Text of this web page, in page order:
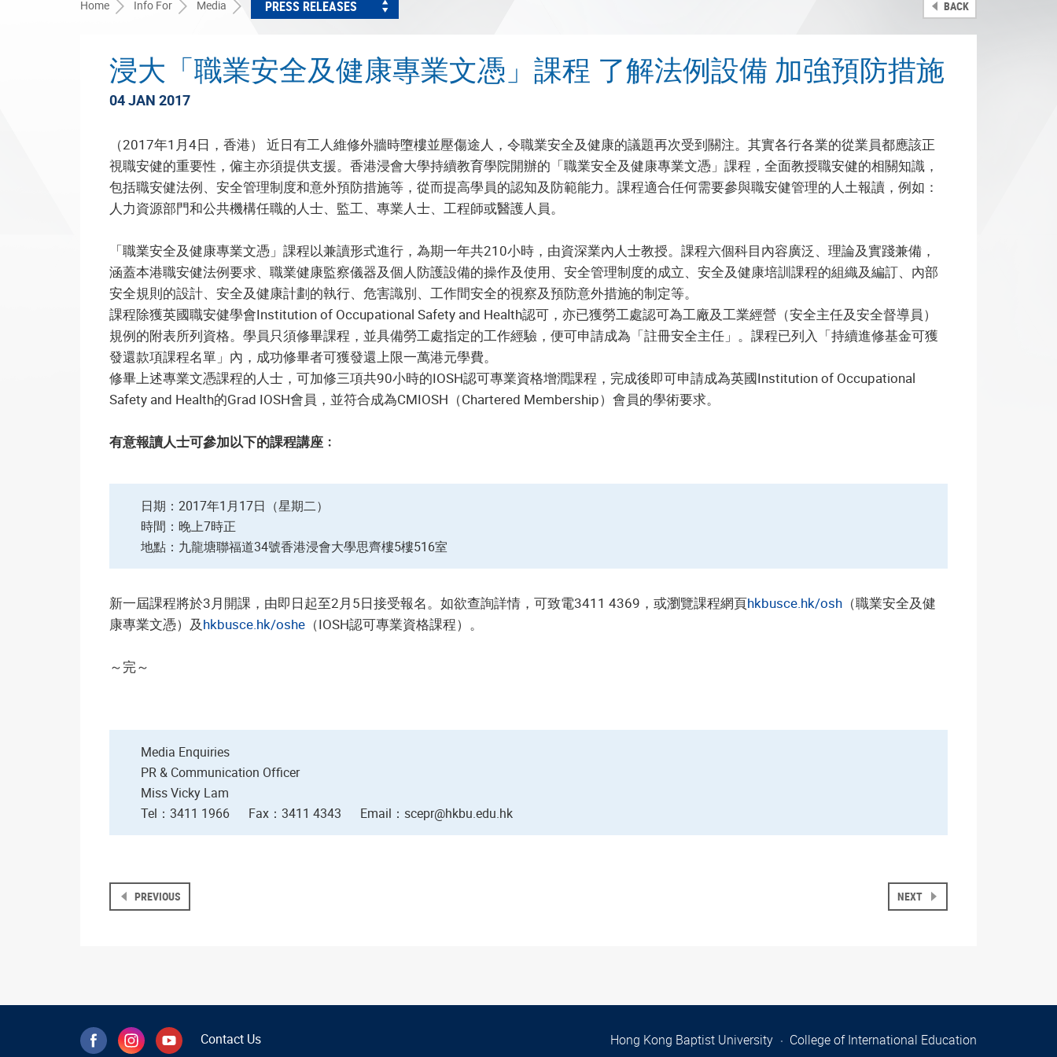
Home Info For Media PRESS RELEASES BACK
浸大「職業安全及健康專業文憑」課程 了解法例設備 加強預防措施
04 JAN 2017
（2017年1月4日，香港） 近日有工人維修外牆時墮樓並壓傷途人，令職業安全及健康的議題再次受到關注。其實各行各業的從業員都應該正
視職安健的重要性，僱主亦須提供支援。香港浸會大學持續教育學院開辦的「職業安全及健康專業文憑」課程，全面教授職安健的相關知識，
包括職安健法例、安全管理制度和意外預防措施等，從而提高學員的認知及防範能力。課程適合任何需要參與職安健管理的人土報讀，例如：
人力資源部門和公共機構任職的人士、監工、專業人士、工程師或醫護人員。
「職業安全及健康專業文憑」課程以兼讀形式進行，為期一年共210小時，由資深業內人士教授。課程六個科目內容廣泛、理論及實踐兼備，
涵蓋本港職安健法例要求、職業健康監察儀器及個人防護設備的操作及使用、安全管理制度的成立、安全及健康培訓課程的組織及編訂、內部
安全規則的設計、安全及健康計劃的執行、危害識別、工作間安全的視察及預防意外措施的制定等。
課程除獲英國職安健學會Institution of Occupational Safety and Health認可，亦已獲勞工處認可為工廠及工業經營（安全主任及安全督導員）
規例的附表所列資格。學員只須修畢課程，並具備勞工處指定的工作經驗，便可申請成為「註冊安全主任」。課程已列入「持續進修基金可獲
發還款項課程名單」內，成功修畢者可獲發還上限一萬港元學費。
修畢上述專業文憑課程的人士，可加修三項共90小時的IOSH認可專業資格增潤課程，完成後即可申請成為英國Institution of Occupational
Safety and Health的Grad IOSH會員，並符合成為CMIOSH（Chartered Membership）會員的學術要求。
有意報讀人士可參加以下的課程講座﹕
日期：2017年1月17日（星期二）
時間：晚上7時正
地點：九龍塘聯福道34號香港浸會大學思齊樓5樓516室
新一屆課程將於3月開課，由即日起至2月5日接受報名。如欲查詢詳情，可致電3411 4369，或瀏覽課程網頁hkbusce.hk/osh （職業安全及健
康專業文憑）及hkbusce.hk/oshe （IOSH認可專業資格課程）。
～完～
Media Enquiries
PR & Communication Officer
Miss Vicky Lam
Tel：3411 1966
Fax ：3411 4343 Email ：scepr@hkbu.edu.hk
PREVIOUS NEXT
Contact Us Hong Kong Baptist University College of International Education